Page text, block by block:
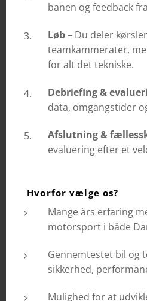
banen og feedback
Løb– Du deler
teamkammerater,
for alt det tekniske.
Debriefing &
data, omgangstider
Afslutning &
evaluering efter et
💬 Hvorfor vælge os?
Mange års erfaring
motorsport i både
Gennemtestet bil og
sikkerhed,
Mulighed for at